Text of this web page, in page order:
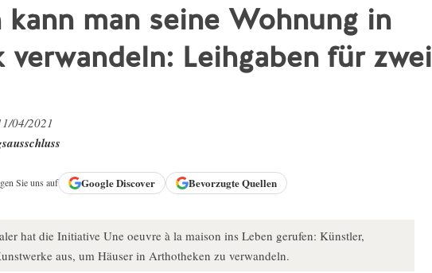
kann man seine Wohnung in
Leihgaben für zwei
04/2021
Sie uns auf GoogleDiscover Bevorzugte Quellen
hat die Initiative Une oeuvre à la maison ins Leben gerufen: Künstler,
aus, um Häuser in Arthotheken zu verwandeln.